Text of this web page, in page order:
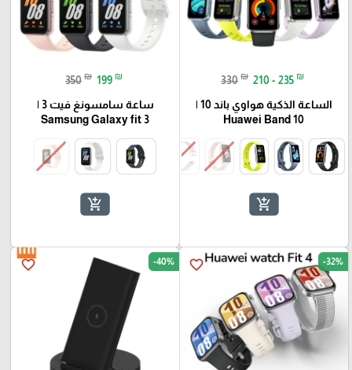
330 ₪ 210 - 235 ₪
الساعة الذكية هواوي باند 10 |
Huawei Band 10
add_shopping_cart
350 ₪ 199 ₪
ساعة سامسونغ فيت 3 |
Samsung Galaxy fit 3
add_shopping_cart
favorite_border -32%
favorite_border -40%